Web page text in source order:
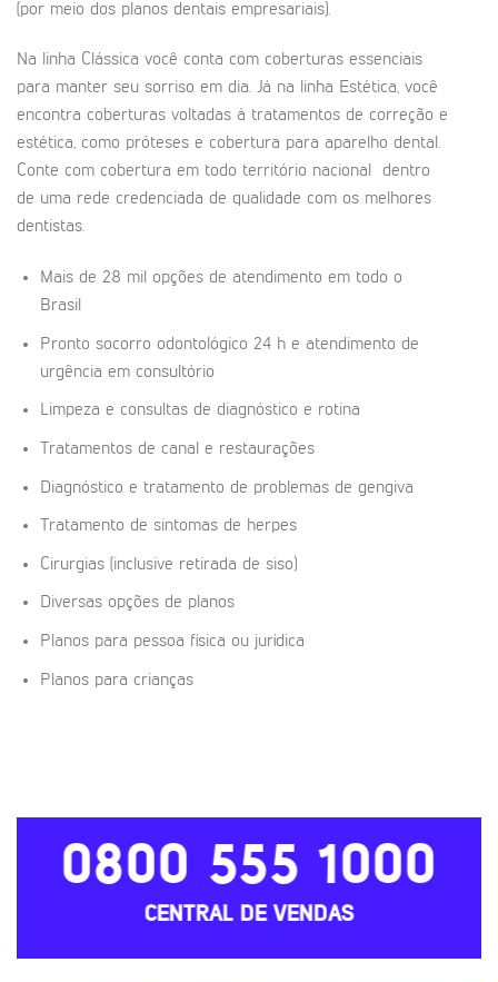
(por meio dos planos dentais empresariais).
Na linha Clássica você conta com coberturas essenciais
para manter seu sorriso em dia. Já na linha Estética, você
encontra coberturas voltadas à tratamentos de correção e
estética, como próteses e cobertura para aparelho dental.
Conte com cobertura em todo território nacional dentro
de uma rede credenciada de qualidade com os melhores
dentistas.
Mais de 28 mil opções de atendimento em todo o
Brasil
Pronto socorro odontológico 24 h e atendimento de
urgência em consultório
Limpeza e consultas de diagnóstico e rotina
Tratamentos de canal e restaurações
Diagnóstico e tratamento de problemas de gengiva
Tratamento de sintomas de herpes
Cirurgias (inclusive retirada de siso)
Diversas opções de planos
Planos para pessoa física ou jurídica
Planos para crianças
0800 555 1000
CENTRAL DE VENDAS